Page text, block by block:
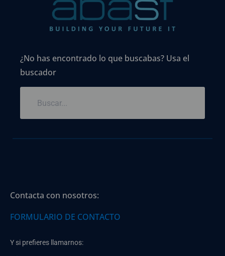
¿No has encontrado lo que buscabas? Usa el
buscador
Contacta con nosotros:
FORMULARIO DE CONTACTO
Y si prefieres llamarnos: